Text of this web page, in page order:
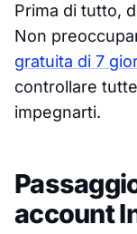
Prima di tutto,
Non
gratuita di 7
controllare
impegnarti.
account